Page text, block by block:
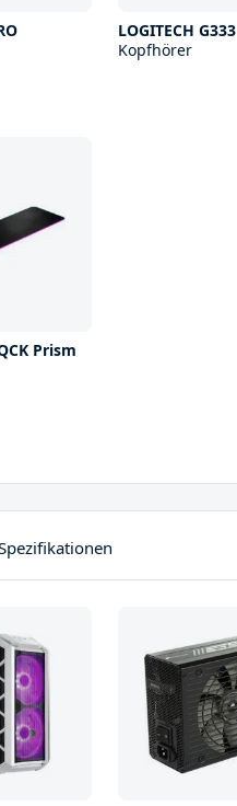
LOGITECH G333
Kopfhörer
Prism